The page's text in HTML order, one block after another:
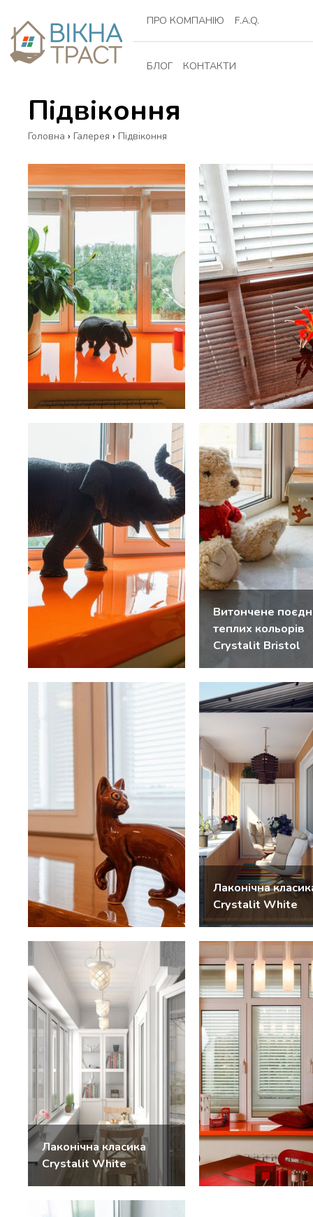
ПРО КОМПАНІЮ F.A.Q.
БЛОГ КОНТАКТИ
Підвіконня
Головна › Галерея › Підвіконня
Витончене
теплих кольорів
Crystalit Bristol
Лаконічна
Crystalit White
Лаконічна класика
Crystalit White